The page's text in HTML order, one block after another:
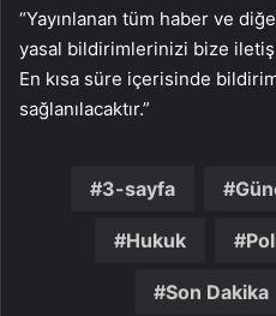
“Yayınlanan tüm haber ve
yasal bildirimlerinizi bize
En kısa süre içerisinde
sağlanılacaktır.”
3-sayfa
Hukuk
Son Dakika